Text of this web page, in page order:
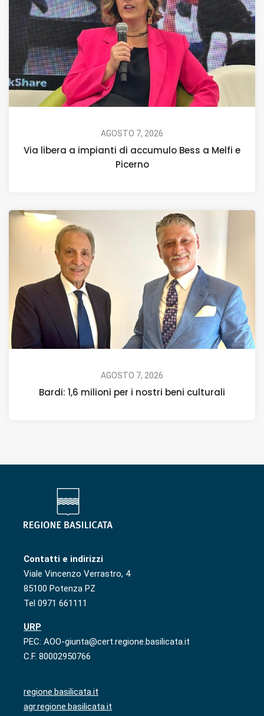
AGOSTO 7, 2026
Via libera a impianti di accumulo Bess a Melfi e
Picerno
AGOSTO 7, 2026
Bardi: 1,6 milioni per i nostri beni culturali
Contatti e indirizzi
Viale Vincenzo Verrastro, 4
85100 Potenza PZ
Tel 0971 661111
URP
PEC: AOO-giunta@cert.regione.basilicata.it
C.F. 80002950766
regione.basilicata.it
agr.regione.basilicata.it